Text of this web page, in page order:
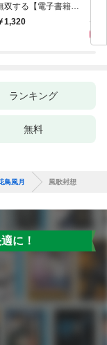
双する【電子書籍限
書き下ろしSS付
1,320
ランキング
無料
鳥風月 風歌封想
に！